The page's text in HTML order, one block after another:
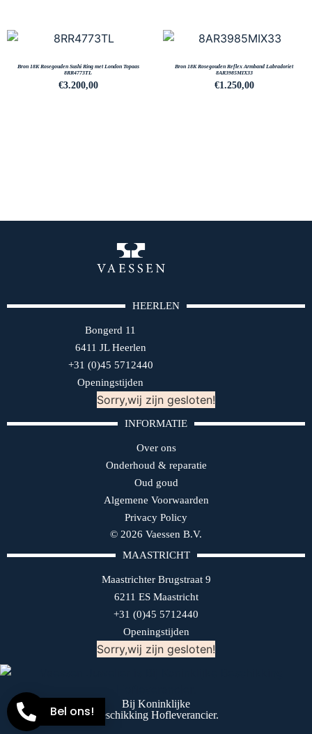
Bron 18K Rosegouden Sushi Ring met London Topaas
8RR4773TL
€3.200,00
Bron 18K Rosegouden Reflex Armband Labradoriet
8AR3985MIX33
€1.250,00
HEERLEN
Bongerd 11
6411 JL Heerlen
+31 (0)45 5712440
Openingstijden
Sorry,wij zijn gesloten!
INFORMATIE
Over ons
Onderhoud & reparatie
Oud goud
Algemene Voorwaarden
Privacy Policy
© 2026 Vaessen B.V.
MAASTRICHT
Maastrichter Brugstraat 9
6211 ES Maastricht
+31 (0)45 5712440
Openingstijden
Sorry,wij zijn gesloten!
Bij Koninklijke
Beschikking Hofleverancier.
Bel ons!